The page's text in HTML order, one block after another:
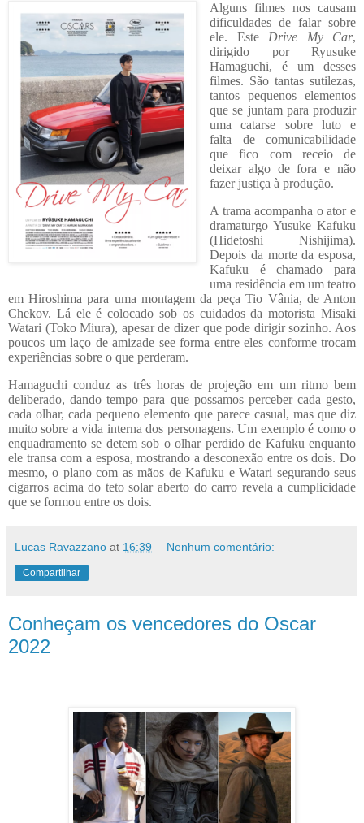
Alguns filmes nos causam
dificuldades de falar sobre
ele. Este Drive My Car,
dirigido por Ryusuke
Hamaguchi, é um desses
filmes. São tantas sutilezas,
tantos pequenos elementos
que se juntam para produzir
uma catarse sobre luto e
falta de comunicabilidade
que fico com receio de
deixar algo de fora e não
fazer justiça à produção.
A trama acompanha o ator e
dramaturgo Yusuke Kafuku
(Hidetoshi Nishijima).
Depois da morte da esposa,
Kafuku é chamado para
uma residência em um teatro
em Hiroshima para uma montagem da peça Tio Vânia, de Anton
Chekov. Lá ele é colocado sob os cuidados da motorista Misaki
Watari (Toko Miura), apesar de dizer que pode dirigir sozinho. Aos
poucos um laço de amizade see forma entre eles conforme trocam
experiências sobre o que perderam.
Hamaguchi conduz as três horas de projeção em um ritmo bem
deliberado, dando tempo para que possamos perceber cada gesto,
cada olhar, cada pequeno elemento que parece casual, mas que diz
muito sobre a vida interna dos personagens. Um exemplo é como o
enquadramento se detem sob o olhar perdido de Kafuku enquanto
ele transa com a esposa, mostrando a desconexão entre os dois. Do
mesmo, o plano com as mãos de Kafuku e Watari segurando seus
cigarros acima do teto solar aberto do carro revela a cumplicidade
que se formou entre os dois.
Lucas Ravazzano at 16:39 Nenhum comentário:
Compartilhar
Conheçam os vencedores do Oscar
2022